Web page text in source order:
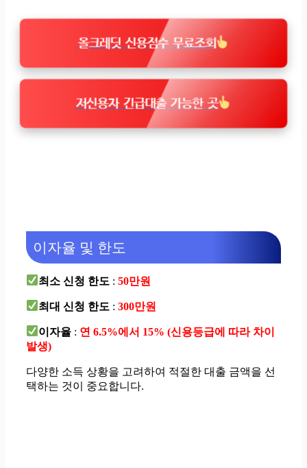
올크레딧 신용점수 무료조회
저신용자 긴급대출 가능한 곳
이자율 및 한도
최소 신청 한도 :50만원
최대 신청 한도 :300만원
이자율 : 연 6.5%에서 15% (신용등급에 따라 차이
발생)
다양한 소득 상황을 고려하여 적절한 대출 금액을 선
택하는 것이 중요합니다.